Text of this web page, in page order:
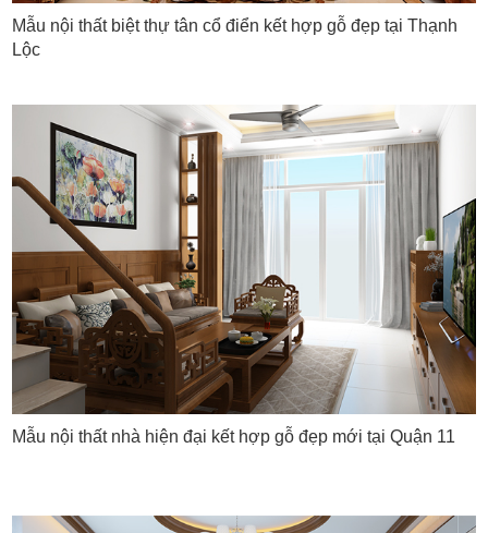
hợp giữa gỗ và các vật liệu khác, thiết kế này tạo ra một
không gian sống sang trọng và tinh tế. Đồng thời, việc sử
thông tin này giúp bạn hiểu rõ hơn về lợi ích và ý nghĩa
của việc sử dụng gỗ tự nhiên trong thiết kế nội thất biệt
thự.
Mẫu nội thất biệt thự tân cổ điển kết hợp gỗ đẹp tại Thạnh
Lộc
Mẫu nội thất nhà hiện đại kết hợp gỗ đẹp mới tại Quận 11